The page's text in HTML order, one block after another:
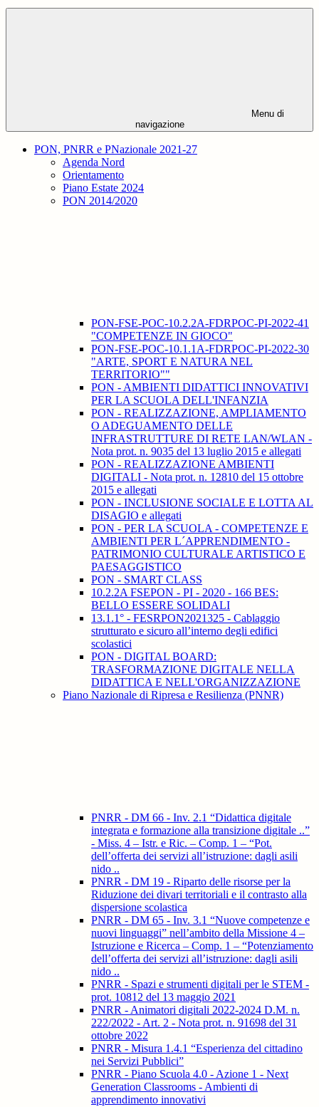
Menu di
navigazione
PON, PNRR e PNazionale 2021-27
Agenda Nord
Orientamento
Piano Estate 2024
PON 2014/2020
PON-FSE-POC-10.2.2A-FDRPOC-PI-2022-41
"COMPETENZE IN GIOCO"
PON-FSE-POC-10.1.1A-FDRPOC-PI-2022-30
"ARTE, SPORT E NATURA NEL
TERRITORIO""
PON - AMBIENTI DIDATTICI INNOVATIVI
PER LA SCUOLA DELL'INFANZIA
PON - REALIZZAZIONE, AMPLIAMENTO
O ADEGUAMENTO DELLE
INFRASTRUTTURE DI RETE LAN/WLAN -
Nota prot. n. 9035 del 13 luglio 2015 e allegati
PON - REALIZZAZIONE AMBIENTI
DIGITALI - Nota prot. n. 12810 del 15 ottobre
2015 e allegati
PON - INCLUSIONE SOCIALE E LOTTA AL
DISAGIO e allegati
PON - PER LA SCUOLA - COMPETENZE E
AMBIENTI PER L´APPRENDIMENTO -
PATRIMONIO CULTURALE ARTISTICO E
PAESAGGISTICO
PON - SMART CLASS
10.2.2A FSEPON - PI - 2020 - 166 BES:
BELLO ESSERE SOLIDALI
13.1.1° - FESRPON2021325 - Cablaggio
strutturato e sicuro all’interno degli edifici
scolastici
PON - DIGITAL BOARD:
TRASFORMAZIONE DIGITALE NELLA
DIDATTICA E NELL'ORGANIZZAZIONE
Piano Nazionale di Ripresa e Resilienza (PNNR)
PNRR - DM 66 - Inv. 2.1 “Didattica digitale
integrata e formazione alla transizione digitale ..”
- Miss. 4 – Istr. e Ric. – Comp. 1 – “Pot.
dell’offerta dei servizi all’istruzione: dagli asili
nido ..
PNRR - DM 19 - Riparto delle risorse per la
Riduzione dei divari territoriali e il contrasto alla
dispersione scolastica
PNRR - DM 65 - Inv. 3.1 “Nuove competenze e
nuovi linguaggi” nell’ambito della Missione 4 –
Istruzione e Ricerca – Comp. 1 – “Potenziamento
dell’offerta dei servizi all’istruzione: dagli asili
nido ..
PNRR - Spazi e strumenti digitali per le STEM -
prot. 10812 del 13 maggio 2021
PNRR - Animatori digitali 2022-2024 D.M. n.
222/2022 - Art. 2 - Nota prot. n. 91698 del 31
ottobre 2022
PNRR - Misura 1.4.1 “Esperienza del cittadino
nei Servizi Pubblici”
PNRR - Piano Scuola 4.0 - Azione 1 - Next
Generation Classrooms - Ambienti di
apprendimento innovativi